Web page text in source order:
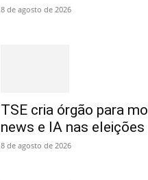
8 de agosto de 2026
TSE cria órgão para
news e IA nas eleições
8 de agosto de 2026